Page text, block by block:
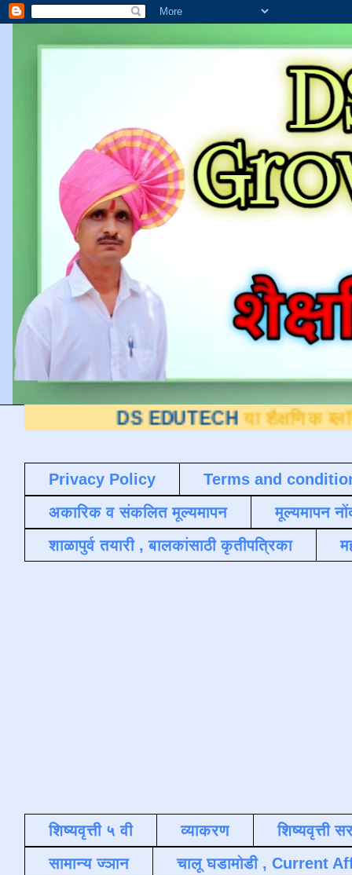
DS EDUTECH या शैक्षणिक ब्लॉगवर आपले
Privacy Policy
Terms and
अकारिक व संकलित मूल्यमापन
मूल्यमापन
शाळापुर्व तयारी , बालकांसाठी कृतीपत्रिका
शिष्यवृत्ती ५ वी व्याकरण
शिष्यवृत्ती
सामान्य ज्ञान
चालू घडामोडी , Current